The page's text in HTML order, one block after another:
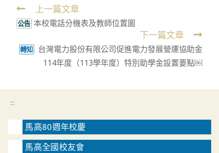
Read
more
上一篇文章
公告 本校電話分機表及教師位置圖
下一篇文章
轉知
台灣電力股份有限公司促進電力發展營運協助金
114年度（113學年度）特別助學金設置要點￼
:::
馬高80週年校慶
馬高全國校友會